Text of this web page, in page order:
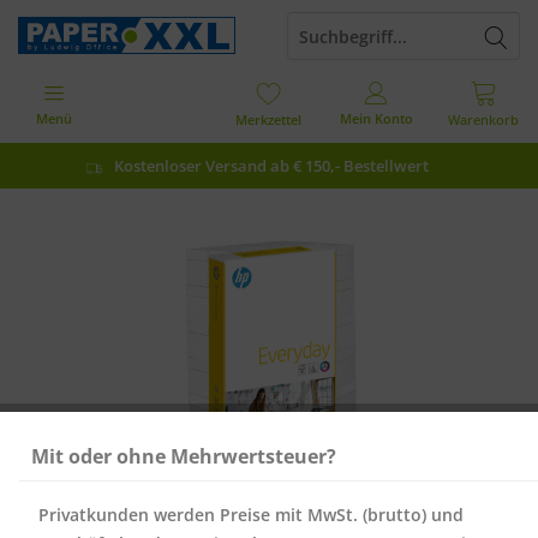
Kostenloser Versand ab € 150,- Bestellwert
Warenkorb
Merkzettel Mein Konto
Menü
Mit oder ohne Mehrwertsteuer?
Privatkunden werden Preise mit MwSt. (brutto) und